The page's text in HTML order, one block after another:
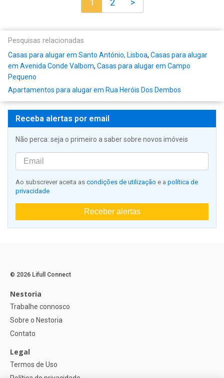
1 2 >
Pesquisas relacionadas
Casas para alugar em Santo António, Lisboa, Casas para alugar
em Avenida Conde Valbom, Casas para alugar em Campo
Pequeno
Apartamentos para alugar em Rua Heróis Dos Dembos
Receba alertas por email
Não perca: seja o primeiro a saber sobre novos imóveis
Ao subscrever aceita as condições de utilização e a política de
privacidade
Receber alertas
© 2026 Lifull Connect
Nestoria
Trabalhe connosco
Sobre o Nestoria
Contato
Legal
Termos de Uso